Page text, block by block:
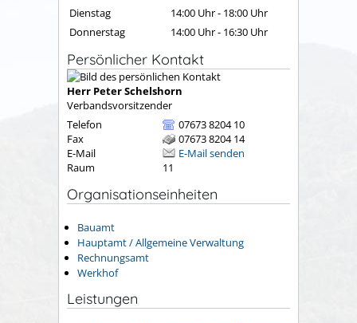
Dienstag
14:00 Uhr- 18:00 Uhr
Donnerstag
14:00 Uhr- 16:30 Uhr
Persönlicher Kontakt
Herr PeterSchelshorn
Verbandsvorsitzender
Telefon
07673 8204 10
Fax
07673 8204 14
E-Mail
E-Mail senden
Raum
11
Organisationseinheiten
Bauamt
Hauptamt / Allgemeine Verwaltung
Rechnungsamt
Werkhof
Leistungen